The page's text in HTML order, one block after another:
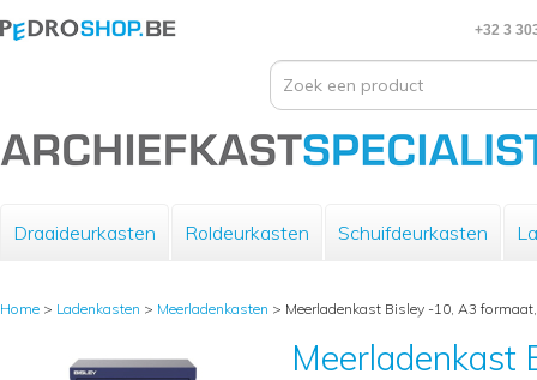
+32 3
Draaideurkasten Roldeurkasten Schuifdeurkasten
Home > Ladenkasten > Meerladenkasten > Meerladenkast Bisley -10, A3
Meerladenkast